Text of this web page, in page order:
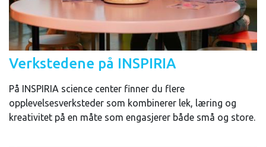
Verkstedene på INSPIRIA
På INSPIRIA science center finner du flere
opplevelsesverksteder som kombinerer lek, læring og
kreativitet på en måte som engasjerer både små og store.